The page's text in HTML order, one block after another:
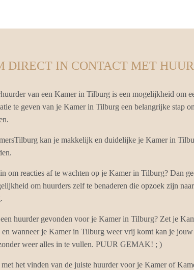
DIRECT IN CONTACT MET
van een Kamer in Tilburg is een mogelijkheid om
te geven van je Kamer in Tilburg een belangrijke stap
kan je makkelijk en duidelijke je Kamer in
om reacties af te wachten op je Kamer in Tilburg? Dan
om huurders zelf te benaderen die opzoek zijn
huurder gevonden voor je Kamer in Tilburg? Zet je
wanneer je Kamer in Tilburg weer vrij komt kan je
weer alles in te vullen. PUUR GEMAK! ; )
met het vinden van de juiste huurder voor je Kamer of